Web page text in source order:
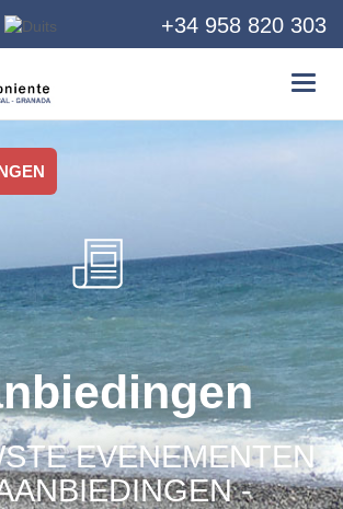
+34 958 820 303
EVENEMENTEN
-